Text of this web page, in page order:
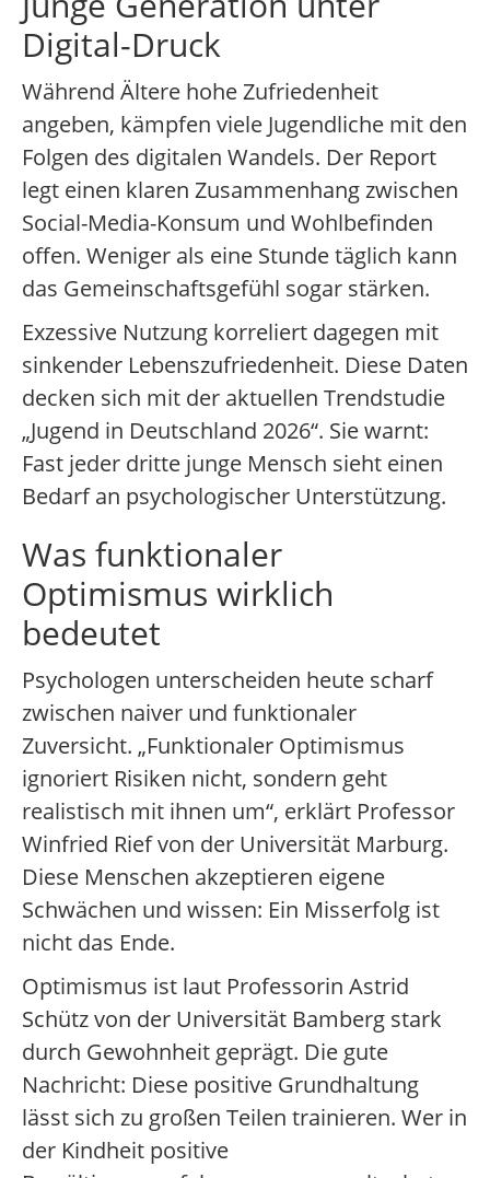
Digital-Druck
Während Ältere hohe Zufriedenheit
angeben, kämpfen viele Jugendliche mit den
Folgen des digitalen Wandels. Der Report
legt einen klaren Zusammenhang zwischen
Social-Media-Konsum und Wohlbefinden
offen. Weniger als eine Stunde täglich kann
das Gemeinschaftsgefühl sogar stärken.
Exzessive Nutzung korreliert dagegen mit
sinkender Lebenszufriedenheit. Diese Daten
decken sich mit der aktuellen Trendstudie
„Jugend in Deutschland 2026“. Sie warnt:
Fast jeder dritte junge Mensch sieht einen
Bedarf an psychologischer Unterstützung.
Was funktionaler
Optimismus wirklich
bedeutet
Psychologen unterscheiden heute scharf
zwischen naiver und funktionaler
Zuversicht. „Funktionaler Optimismus
ignoriert Risiken nicht, sondern geht
realistisch mit ihnen um“, erklärt Professor
Winfried Rief von der Universität Marburg.
Diese Menschen akzeptieren eigene
Schwächen und wissen: Ein Misserfolg ist
nicht das Ende.
Optimismus ist laut Professorin Astrid
Schütz von der Universität Bamberg stark
durch Gewohnheit geprägt. Die gute
Nachricht: Diese positive Grundhaltung
lässt sich zu großen Teilen trainieren. Wer in
der Kindheit positive